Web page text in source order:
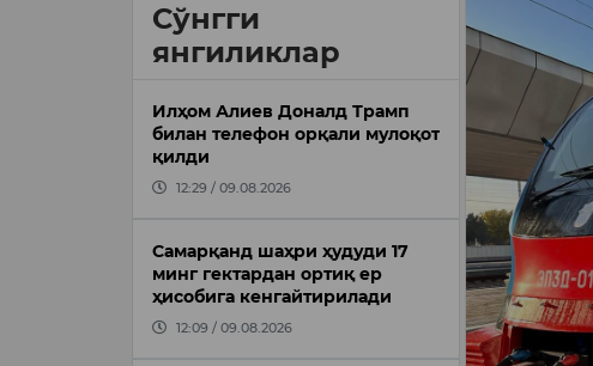
Сўнгги
янгиликлар
Илҳом Алиев Доналд Трамп
билан телефон орқали мулоқот
қилди
12:29 / 09.08.2026
Самарқанд шаҳри ҳудуди 17
минг гектардан ортиқ ер
ҳисобига кенгайтирилади
12:09 / 09.08.2026